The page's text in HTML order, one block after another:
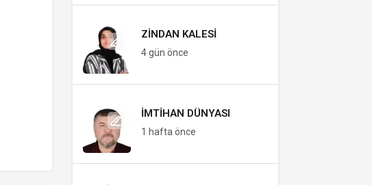
ZINDAN KALESI
4 gün önce
İMTIHAN DÜNYASI
1 hafta önce